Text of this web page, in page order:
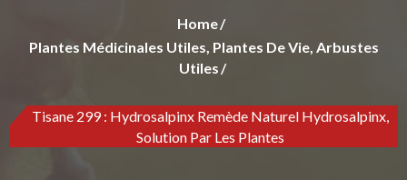
Home
Plantes Médicinales Utiles, Plantes De Vie, Arbustes
Utiles
Tisane 299 : Hydrosalpinx Remède Naturel Hydrosalpinx,
Solution Par Les Plantes